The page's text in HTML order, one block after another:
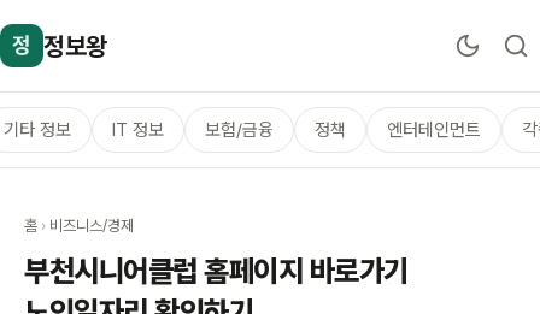
정 정보왕
기타 정보 IT 정보 보험/금융 정책 엔터테인먼트
홈 › 비즈니스/경제
부천시니어클럽 홈페이지 바로가기